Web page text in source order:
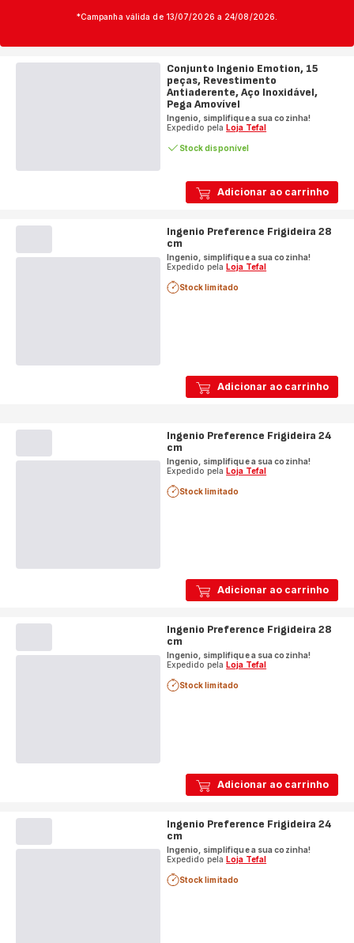
*Campanha válida de 13/07/2026 a 24/08/2026.
Adicionar ao carrinho
Conjunto Ingenio Emotion, 15
peças, Revestimento
Antiaderente, Aço Inoxidável,
Pega Amovível
Ingenio, simplifique a sua cozinha!
Expedido pelaLoja Tefal
Stock disponível
Adicionar ao carrinho
Ingenio Preference Frigideira 28
cm
Ingenio, simplifique a sua cozinha!
Expedido pelaLoja Tefal
Stock limitado
Adicionar ao carrinho
Ingenio Preference Frigideira 24
cm
Ingenio, simplifique a sua cozinha!
Expedido pelaLoja Tefal
Stock limitado
Adicionar ao carrinho
Ingenio Preference Frigideira 28
cm
Ingenio, simplifique a sua cozinha!
Expedido pelaLoja Tefal
Stock limitado
Ingenio Preference Frigideira 24
cm
Ingenio, simplifique a sua cozinha!
Expedido pelaLoja Tefal
Stock limitado